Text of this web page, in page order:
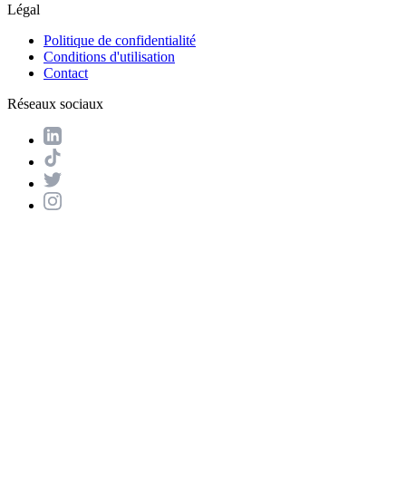
Légal
Politique de confidentialité
Conditions d'utilisation
Contact
Réseaux sociaux